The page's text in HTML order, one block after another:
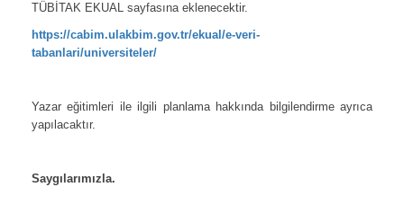
TÜBİTAK EKUAL sayfasına eklenecektir.
https://cabim.ulakbim.gov.tr/ekual/e-veri-
tabanlari/universiteler/
Yazar eğitimleri ile ilgili planlama hakkında bilgilendirme ayrıca
yapılacaktır.
Saygılarımızla.